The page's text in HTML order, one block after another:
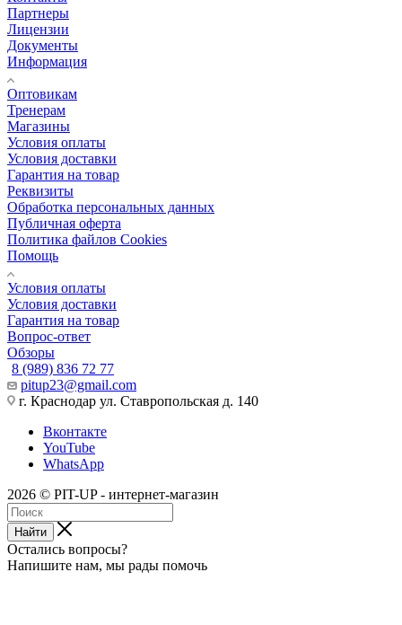
Партнеры
Лицензии
Документы
Информация
Оптовикам
Тренерам
Магазины
Условия оплаты
Условия доставки
Гарантия на товар
Реквизиты
Обработка персональных данных
Публичная оферта
Политика файлов Cookies
Помощь
Условия оплаты
Условия доставки
Гарантия на товар
Вопрос-ответ
Обзоры
8 (989) 836 72 77
pitup23@gmail.com
г. Краснодар ул. Ставропольская д. 140
Вконтакте
YouTube
WhatsApp
2026 © PIT-UP - интернет-магазин
Найти
Остались вопросы?
Напишите нам, мы рады помочь